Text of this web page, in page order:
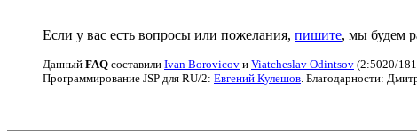
Если у вас есть вопросы или пожелания, пишите, мы будем
Данный FAQ cоставили Ivan Borovicov и Viatcheslav Odintsov (2:5020/
Программирование JSP для RU/2: Евгений Кулешов. Благодарности: